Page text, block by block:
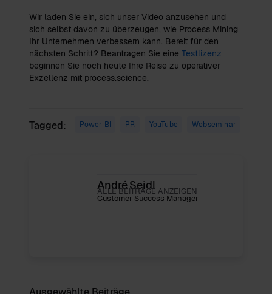
Wir laden Sie ein, sich unser Video anzusehen und
sich selbst davon zu überzeugen, wie Process Mining
Ihr Unternehmen verbessern kann. Bereit für den
nächsten Schritt? Beantragen Sie eine Testlizenz
beginnen Sie noch heute Ihre Reise zu operativer
Exzellenz mit process.science.
Tagged: Power BI PR YouTube Webseminar
André Seidl
Customer Success Manager
ALLE BEITRÄGE ANZEIGEN